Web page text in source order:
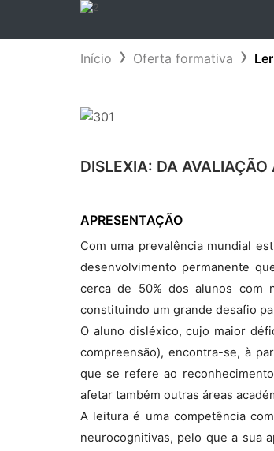
Início Oferta formativa
DISLEXIA: DA
APRESENTAÇÃO
Com uma prevalência mundial
desenvolvimento permanente
cerca de 50% dos alunos com
constituindo um grande desafio
O aluno disléxico, cujo maior
compreensão), encontra-se, à
que se refere ao
afetar também outras áreas
A leitura é uma competência
neurocognitivas, pelo que a sua